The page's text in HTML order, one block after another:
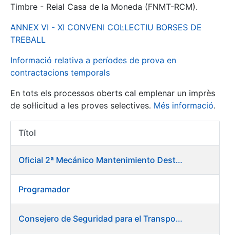
Mostra/Amaga
Mostra/Amaga
Timbre - Reial Casa de la Moneda (FNMT-RCM).
ANNEX VI - XI CONVENI COL·LECTIU BORSES DE
TREBALL
Informació relativa a períodes de prova en
contractacions temporals
En tots els processos oberts cal emplenar un imprès
de sol·licitud a les proves selectives. Més informació.
Títol
Accions
Oficial 2ª Mecánico Mantenimiento Destacado
Programador
Consejero de Seguridad para el Transporte y Medio Ambiente